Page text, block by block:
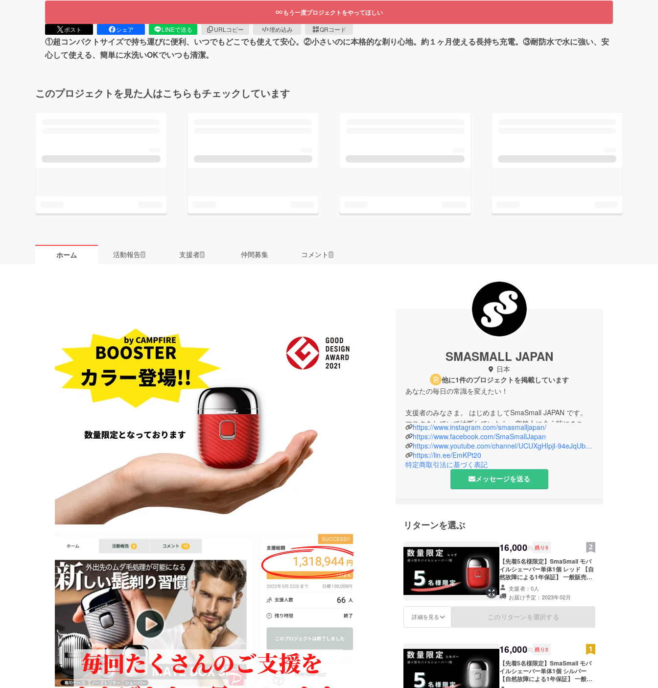
もう一度プロジェクトをやってほしい
ポスト シェア LINEで送る URLコピー 埋め込み QRコード
①超コンパクトサイズで持ち運びに便利、いつでもどこでも使えて安心。②小さいのに本格的な剃り心地。約１ヶ月使える長持ち充電。③耐防水で水に強い、安
心して使える、簡単に水洗いOKでいつも清潔。
このプロジェクトを見た人はこちらもチェックしています
ホーム 活動報告3 支援者8 仲間募集 コメント 2
SMASMALL JAPAN
日本
他に1件のプロジェクトを掲載しています
あなたの毎日の常識を変えたい！
支援者のみなさま。 はじめましてSmaSmall JAPAN です。
マスクをしていて油断していたら、突然人に会う時にきちん
とヒゲの手入れをしていなくて焦ることありませんか？
そしておウチ生活が多いからか、最近鼻毛がすごく伸びてる
気がするんですよね。一度気になるとずっと落ちつかな
い...。
外でシェーバーを使うのも鼻毛を処理するのもだらしない
し、何か良い商品ないかな〜と思っていたんです。
商談の前、デート、友人との飲み会など、大事な時、人と会
シェーバーを持ち歩くなんて...鼻毛を外で抜くなんて...と
思っていた私と同じように、この商品であなたの日常が変
わってくれたらとても嬉しいです！
ぜひ、ご支援のほどよろしくお願い致します。
https://www.instagram.com/smasmalljapan/
https://www.facebook.com/SmaSmallJapan
https://www.youtube.com/channel/UCUXgHIpjl-94eJqUbgRRDaQ
https://lin.ee/EmKPt20
特定商取引法に基づく表記
メッセージを送る
リターンを選ぶ
16,000円 残り 5
【先着5名様限定】SmaSmall モバ
イルシェーバー単体1個 レッド 【自
然故障による1年保証】 一般販売価
格：16,000円（税込） 送料：0円
※一般販売価格が変更になる可能性
もございます。 ※デザイン・仕様は
変更になる可能性もございます。ご
了承ください。 ※ご注文状況、製造
通便を利用します。 通常3週間程度
で配送されますが、稀に１か月を超
えることもあります。 国内倉庫へ到
着後は、お届けまで通常1週間ほど
かかる見込みです。 ※発送は日本国
支援者：0人
お届け予定：2023年02月
詳細を見る このリターンを選択する
16,000円 残り 2
【先着5名様限定】SmaSmall モバ
イルシェーバー単体1個 シルバー
【自然故障による1年保証】 一般販